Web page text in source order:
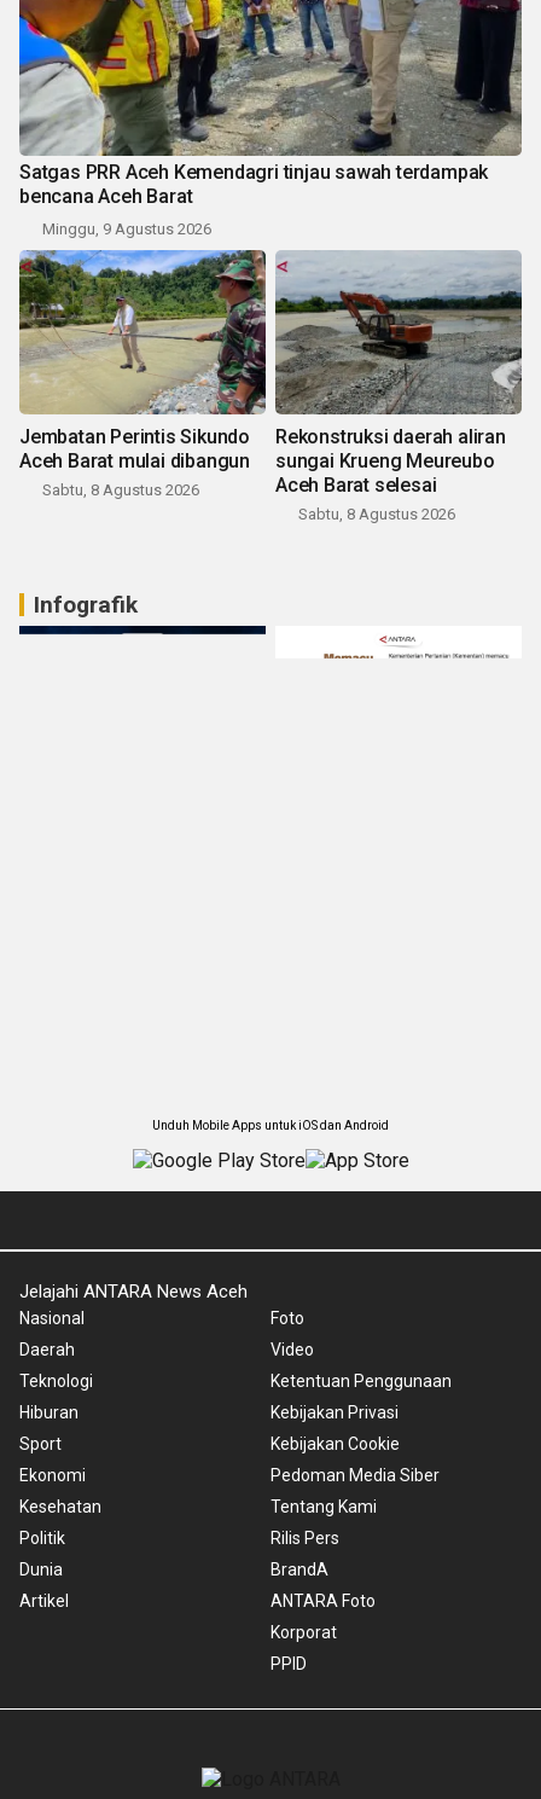
Satgas PRR Aceh Kemendagri tinjau sawah terdampak
bencana Aceh Barat
Minggu, 9 Agustus 2026
Jembatan Perintis Sikundo
Aceh Barat mulai dibangun
Sabtu, 8 Agustus 2026
Rekonstruksi daerah aliran
sungai Krueng Meureubo
Aceh Barat selesai
Sabtu, 8 Agustus 2026
Infografik
Unduh Mobile Apps untuk iOS dan Android
Jelajahi ANTARA News Aceh
Nasional
Daerah
Teknologi
Hiburan
Sport
Ekonomi
Kesehatan
Politik
Dunia
Artikel
Foto
Video
Ketentuan Penggunaan
Kebijakan Privasi
Kebijakan Cookie
Pedoman Media Siber
Tentang Kami
Rilis Pers
BrandA
ANTARA Foto
Korporat
PPID